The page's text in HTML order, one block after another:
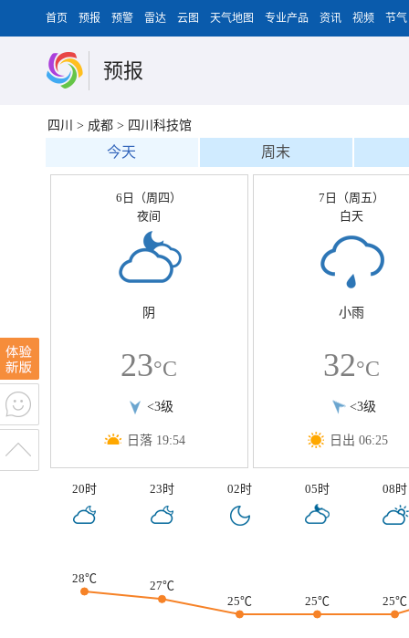
首页 预报 预警 雷达 云图 天气地图 专业产品 资讯 视频 节气
预报
四川 > 成都 > 四川科技馆
今天 周末
6日（周四）
夜间
阴
23°C
<3级
日落 19:54
7日（周五）
白天
小雨
32°C
<3级
日出 06:25
20时 23时 02时 05时 08时
28℃
27℃
25℃
25℃ 25℃